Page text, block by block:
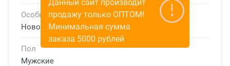
Особые условия
Новое поступление
Пол
Мужские
продажу только ОПТОМ!
Минимальная сумма
заказа 5000 рублей